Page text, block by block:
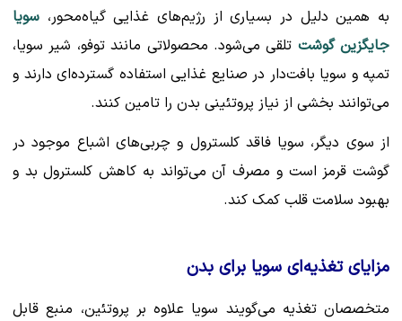
به همین دلیل در بسیاری از رژیم‌های غذایی گیاه‌محور، سویا
جایگزین گوشت تلقی می‌شود. محصولاتی مانند توفو، شیر سویا،
تمپه و سویا بافت‌دار در صنایع غذایی استفاده گسترده‌ای دارند و
می‌توانند بخشی از نیاز پروتئینی بدن را تامین کنند.
از سوی دیگر، سویا فاقد کلسترول و چربی‌های اشباع موجود در
گوشت قرمز است و مصرف آن می‌تواند به کاهش کلسترول بد و
بهبود سلامت قلب کمک کند.
مزایای تغذیه‌ای سویا برای بدن
متخصصان تغذیه می‌گویند سویا علاوه بر پروتئین، منبع قابل